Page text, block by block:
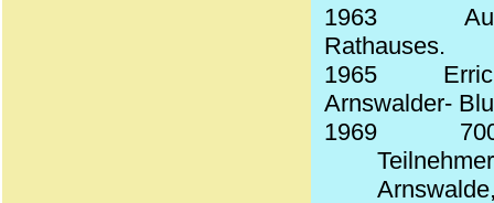
1963
Rathauses.
1965
Arnswalder-
1969